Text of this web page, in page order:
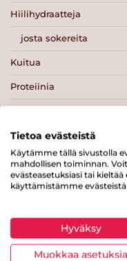
Hiilihydraatteja
josta sokereita
Kuitua
Proteiinia
Tulosta sivu
Tietoa evästeistä
Käytämme tällä sivustolla
mahdollisen toiminnan.
evästeasetuksiasi tai
käyttämistämme
Hyväksy
Muokkaa asetuksia